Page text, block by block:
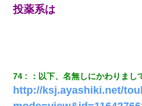
投薬系は
74 ： 以下、名無しにかわりまし
http://ksj.ayashiki.net/